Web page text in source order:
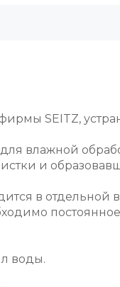
SEITZ,
влажной
и
в отдельной
воды.